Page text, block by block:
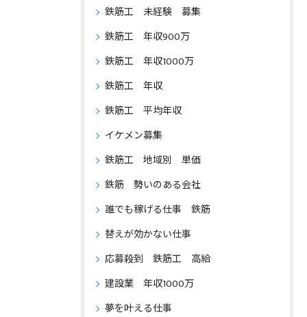
鉄筋工 未経験 募集
鉄筋工 年収900万
鉄筋工 年収1000万
鉄筋工 年収
鉄筋工 平均年収
イケメン募集
鉄筋工 地域別 単価
鉄筋 勢いのある会社
誰でも稼げる仕事 鉄筋
替えが効かない仕事
応募殺到 鉄筋工 高給
建設業 年収1000万
夢を叶える仕事